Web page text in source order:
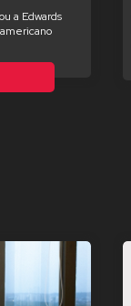
a Edwards